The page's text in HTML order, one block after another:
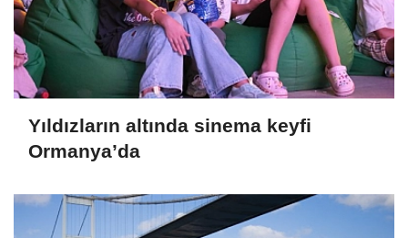
Yıldızların altında sinema keyfi
Ormanya’da